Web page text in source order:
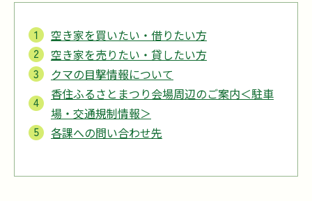
空き家を買いたい・借りたい方
空き家を売りたい・貸したい方
クマの目撃情報について
香住ふるさとまつり会場周辺のご案内＜駐車
場・交通規制情報＞
各課への問い合わせ先